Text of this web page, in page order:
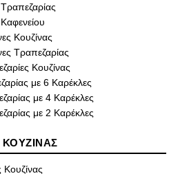
Κουζίνας
Τραπεζαρίας
Κουζίνας
με 6 Καρέκλες
με 4 Καρέκλες
με 2 Καρέκλες
ΚΟΥΖΙΝΑΣ
Κουζίνας